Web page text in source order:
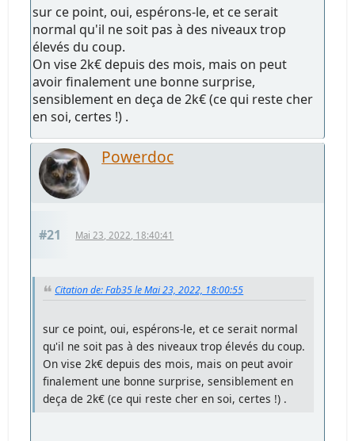
sur ce point, oui, espérons-le, et ce serait
normal qu'il ne soit pas à des niveaux trop
élevés du coup.
On vise 2k€ depuis des mois, mais on peut
avoir finalement une bonne surprise,
sensiblement en deça de 2k€ (ce qui reste cher
en soi, certes !) .
Powerdoc
#21 Mai 23, 2022, 18:40:41
Citation de: Fab35 le Mai 23, 2022, 18:00:55
sur ce point, oui, espérons-le, et ce serait normal
qu'il ne soit pas à des niveaux trop élevés du coup.
On vise 2k€ depuis des mois, mais on peut avoir
finalement une bonne surprise, sensiblement en
deça de 2k€ (ce qui reste cher en soi, certes !) .